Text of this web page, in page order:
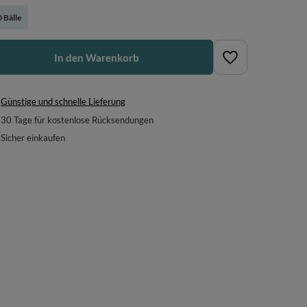
Bälle
In den Warenkorb
Günstige und schnelle Lieferung
30 Tage für kostenlose Rücksendungen
Sicher einkaufen